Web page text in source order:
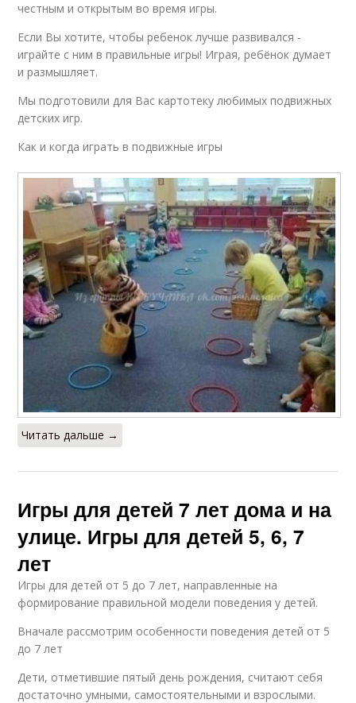
честным и открытым во время игры.
Если Вы хотите, чтобы ребенок лучше развивался -
играйте с ним в правильные игры! Играя, ребёнок думает
и размышляет.
Мы подготовили для Вас картотеку любимых подвижных
детских игр.
Как и когда играть в подвижные игры
Читать дальше →
Игры для детей 7 лет дома и на
улице. Игры для детей 5, 6, 7
лет
Игры для детей от 5 до 7 лет, направленные на
формирование правильной модели поведения у детей.
Вначале рассмотрим особенности поведения детей от 5
до 7 лет
Дети, отметившие пятый день рождения, считают себя
достаточно умными, самостоятельными и взрослыми.